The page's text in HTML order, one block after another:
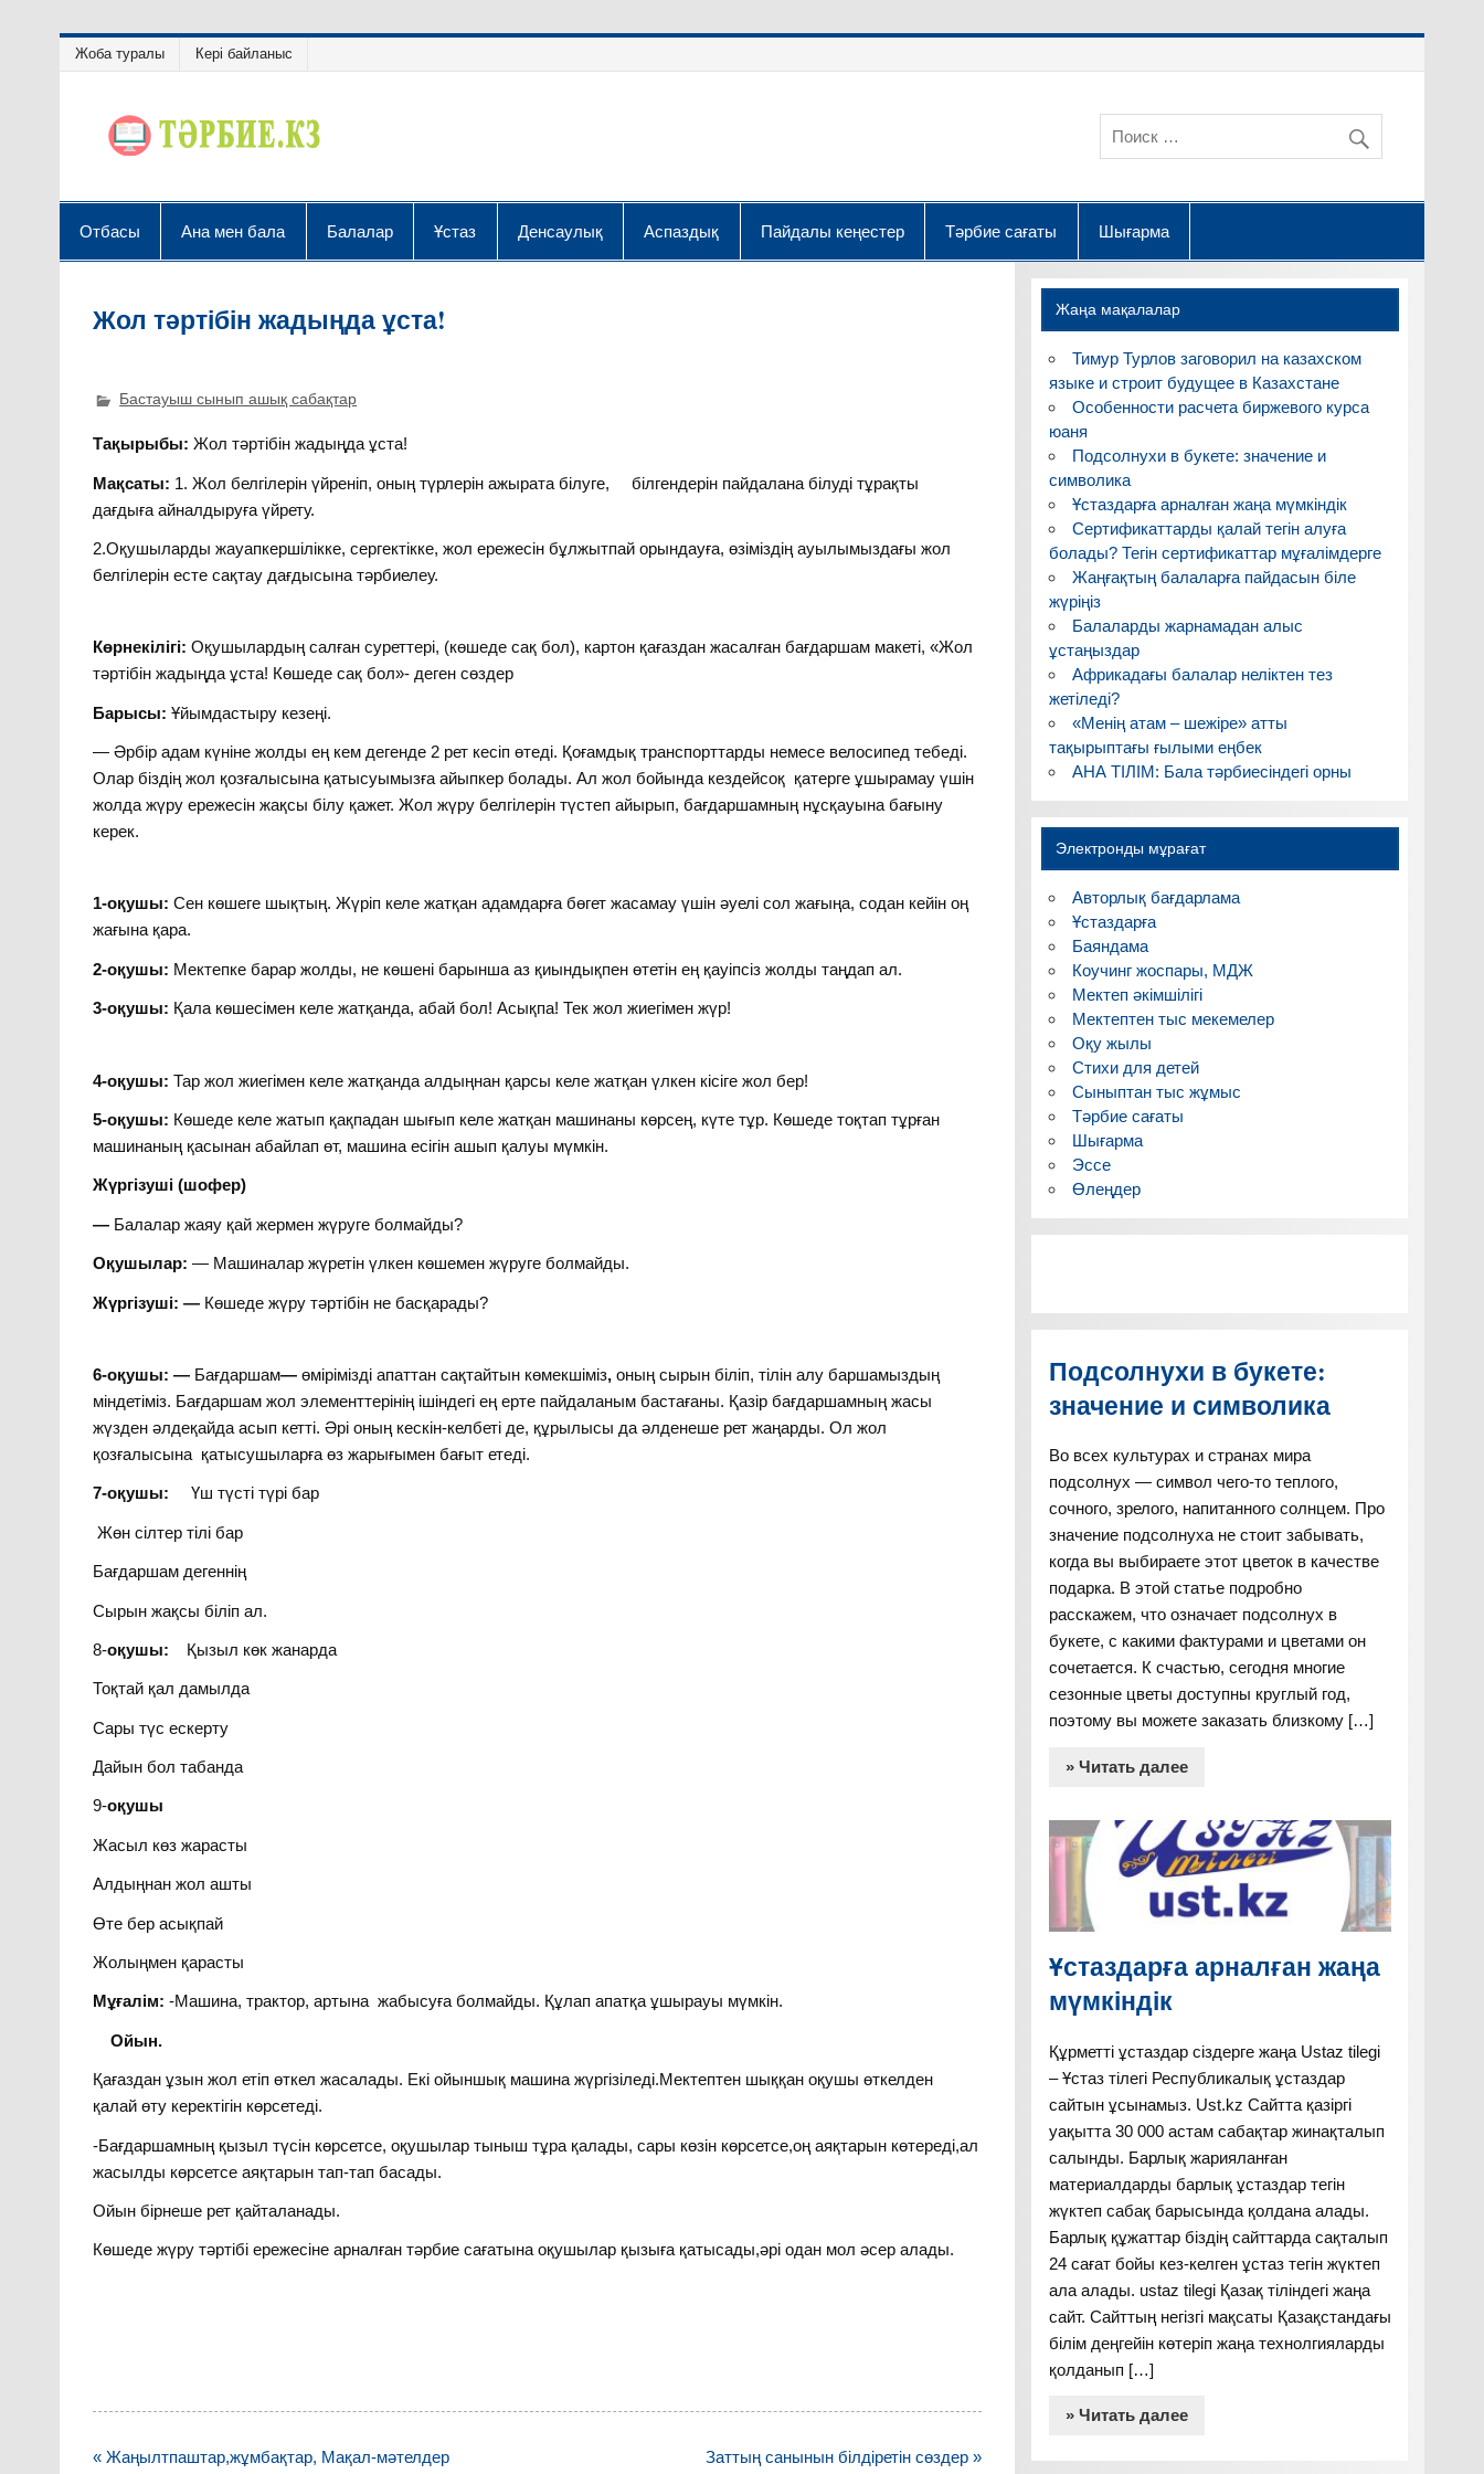
Жоба туралы Кері байланыс
Отбасы Ана мен бала Балалар Ұстаз Денсаулық Аспаздық Пайдалы кеңестер Тәрбие сағаты Шығарма
Жол тәртібін жадыңда ұста!
Бастауыш сынып ашық сабақтар
Тақырыбы:Жол тәртібін жадыңда ұста!
Мақсаты: 1. Жол белгілерін үйреніп, оның түрлерін ажырата білуге, білгендерін пайдалана білуді тұрақты
дағдыға айналдыруға үйрету.
2.Оқушыларды жауапкершілікке, сергектікке, жол ережесін бұлжытпай орындауға, өзіміздің ауылымыздағы жол
белгілерін есте сақтау дағдысына тәрбиелеу.
Көрнекілігі:Оқушылардың салған суреттері, (көшеде сақ бол), картон қағаздан жасалған бағдаршам макеті, «Жол
тәртібін жадыңда ұста! Көшеде сақ бол»- деген сөздер
Барысы: Ұйымдастыру кезеңі.
— Әрбір адам күніне жолды ең кем дегенде 2 рет кесіп өтеді. Қоғамдық транспорттарды немесе велосипед тебеді.
Олар біздің жол қозғалысына қатысуымызға айыпкер болады. Ал жол бойында кездейсоқ қатерге ұшырамау үшін
жолда жүру ережесін жақсы білу қажет. Жол жүру белгілерін түстеп айырып, бағдаршамның нұсқауына бағыну
керек.
1-оқушы: Сен көшеге шықтың. Жүріп келе жатқан адамдарға бөгет жасамау үшін әуелі сол жағыңа, содан кейін оң
жағына қара.
2-оқушы: Мектепке барар жолды, не көшені барынша аз қиындықпен өтетін ең қауіпсіз жолды таңдап ал.
3-оқушы: Қала көшесімен келе жатқанда, абай бол! Асықпа! Тек жол жиегімен жүр!
4-оқушы: Тар жол жиегімен келе жатқанда алдыңнан қарсы келе жатқан үлкен кісіге жол бер!
5-оқушы: Көшеде келе жатып қақпадан шығып келе жатқан машинаны көрсең, күте тұр. Көшеде тоқтап тұрған
машинаның қасынан абайлап өт, машина есігін ашып қалуы мүмкін.
Жүргізуші (шофер)
— Балалар жаяу қай жермен жүруге болмайды?
Оқушылар:— Машиналар жүретін үлкен көшемен жүруге болмайды.
Жүргізуші: — Көшеде жүру тәртібін не басқарады?
6-оқушы: — Бағдаршам—өмірімізді апаттан сақтайтын көмекшіміз,оның сырын біліп, тілін алу баршамыздың
міндетіміз. Бағдаршам жол элементтерінің ішіндегі ең ерте пайдаланым бастағаны. Қазір бағдаршамның жасы
жүзден әлдеқайда асып кетті. Әрі оның кескін-келбеті де, құрылысы да әлденеше рет жаңарды. Ол жол
қозғалысына қатысушыларға өз жарығымен бағыт етеді.
7-оқушы:Үш түсті түрі бар
Жөн сілтер тілі бар
Бағдаршам дегеннің
Сырын жақсы біліп ал.
8-оқушы: Қызыл көк жанарда
Тоқтай қал дамылда
Сары түс ескерту
Дайын бол табанда
9-оқушы
Жасыл көз жарасты
Алдыңнан жол ашты
Өте бер асықпай
Жолыңмен қарасты
Мұғалім: -Машина, трактор, артына жабысуға болмайды. Құлап апатқа ұшырауы мүмкін.
Ойын.
Қағаздан ұзын жол етіп өткел жасалады. Екі ойыншық машина жүргізіледі.Мектептен шыққан оқушы өткелден
қалай өту керектігін көрсетеді.
-Бағдаршамның қызыл түсін көрсетсе, оқушылар тыныш тұра қалады, сары көзін көрсетсе,оң аяқтарын көтереді,ал
жасылды көрсетсе аяқтарын тап-тап басады.
Ойын бірнеше рет қайталанады.
Көшеде жүру тәртібі ережесіне арналған тәрбие сағатына оқушылар қызыға қатысады,әрі одан мол әсер алады.
Навигация
« Жаңылтпаштар,жұмбақтар, Мақал-мәтелдер Заттың санынын білдіретін сөздер »
Жаңа мақалалар
Тимур Турлов заговорил на казахском
языке и строит будущее в Казахстане
Особенности расчета биржевого курса
юаня
Подсолнухи в букете: значение и
символика
Ұстаздарға арналған жаңа мүмкіндік
Сертификаттарды қалай тегін алуға
болады? Тегін сертификаттар мұғалімдерге
Жаңғақтың балаларға пайдасын біле
жүріңіз
Балаларды жарнамадан алыс
ұстаңыздар
Африкадағы балалар неліктен тез
жетіледі?
«Менің атам – шежіре» атты
тақырыптағы ғылыми еңбек
АНА ТІЛІМ: Бала тәрбиесіндегі орны
Электронды мұрағат
Авторлық бағдарлама
Ұстаздарға
Баяндама
Коучинг жоспары, МДЖ
Мектеп әкімшілігі
Мектептен тыс мекемелер
Оқу жылы
Стихи для детей
Сыныптан тыс жұмыс
Тәрбие сағаты
Шығарма
Эссе
Өлеңдер
Подсолнухи в букете:
значение и символика
Во всех культурах и странах мира
подсолнух — символ чего-то теплого,
сочного, зрелого, напитанного солнцем. Про
значение подсолнуха не стоит забывать,
когда вы выбираете этот цветок в качестве
подарка. В этой статье подробно
расскажем, что означает подсолнух в
букете, с какими фактурами и цветами он
сочетается. К счастью, сегодня многие
сезонные цветы доступны круглый год,
поэтому вы можете заказать близкому […]
» Читать далее
Ұстаздарға арналған жаңа
мүмкіндік
Құрметті ұстаздар сіздерге жаңа Ustaz tilegi
– Ұстаз тілегі Республикалық ұстаздар
сайтын ұсынамыз. Ust.kz Сайтта қазіргі
уақытта 30 000 астам сабақтар жинақталып
салынды. Барлық жарияланған
материалдарды барлық ұстаздар тегін
жүктеп сабақ барысында қолдана алады.
Барлық құжаттар біздің сайттарда сақталып
24 сағат бойы кез-келген ұстаз тегін жүктеп
ала алады. ustaz tilegi Қазақ тіліндегі жаңа
сайт. Сайттың негізгі мақсаты Қазақстандағы
білім деңгейін көтеріп жаңа технолгияларды
қолданып […]
» Читать далее